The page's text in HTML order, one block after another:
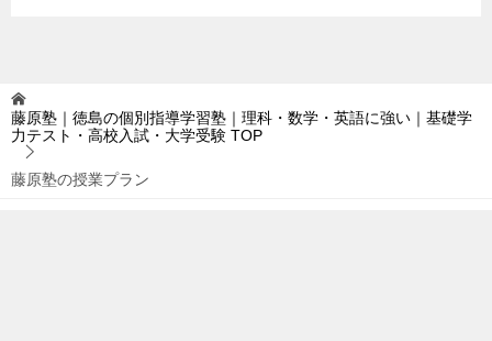
藤原塾｜徳島の個別指導学習塾｜理科・数学・英語に強い｜基礎学
力テスト・高校入試・大学受験 TOP
藤原塾の授業プラン